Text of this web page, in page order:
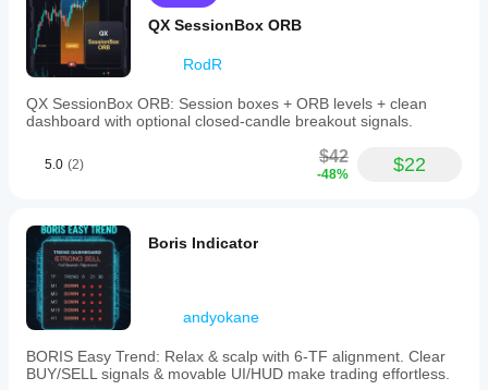
QX SessionBox ORB
RodR
QX SessionBox ORB: Session boxes + ORB levels + clean
dashboard with optional closed-candle breakout signals.
5.0 (2) $42
-48% $22
Boris Indicator
andyokane
BORIS Easy Trend: Relax & scalp with 6-TF alignment. Clear
BUY/SELL signals & movable UI/HUD make trading effortless.